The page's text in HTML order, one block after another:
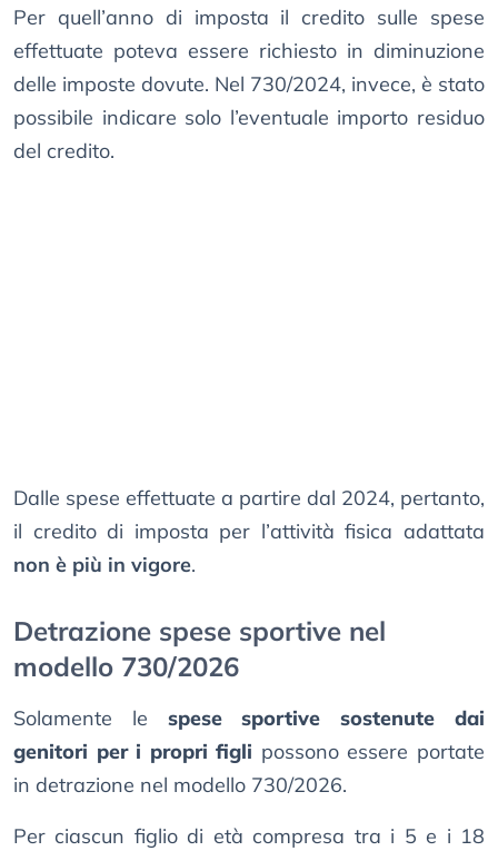
Per quell’anno di imposta il credito sulle spese
effettuate poteva essere richiesto in diminuzione
delle imposte dovute. Nel 730/2024, invece, è stato
possibile indicare solo l’eventuale importo residuo
del credito.
Dalle spese effettuate a partire dal 2024, pertanto,
il credito di imposta per l’attività fisica adattata
non è più in vigore.
Detrazione spese sportive nel
modello 730/2026
Solamente le spese sportive sostenute dai
genitori per i propri figli possono essere portate
in detrazione nel modello 730/2026.
Per ciascun figlio di età compresa tra i 5 e i 18